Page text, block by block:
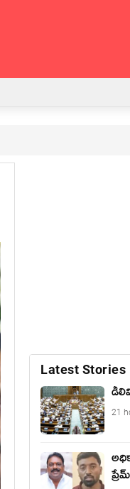
Latest Stories
21